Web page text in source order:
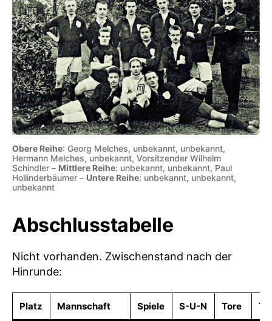
Obere Reihe: Georg Melches, unbekannt, unbekannt,
Hermann Melches, unbekannt, Vorsitzender Wilhelm
Schindler – Mittlere Reihe: unbekannt, unbekannt, Paul
Hollinderbäumer – Untere Reihe: unbekannt, unbekannt,
unbekannt
Abschlusstabelle
Nicht vorhanden. Zwischenstand nach der
Hinrunde:
Platz Mannschaft Spiele S-U-N Tore TQ